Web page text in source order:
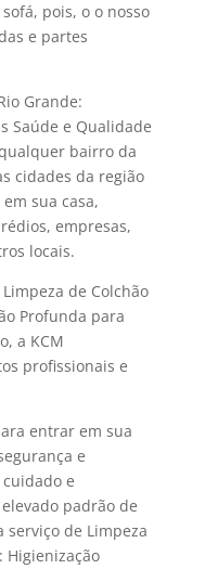
pois, o o nosso
e partes
Grande:
Saúde e Qualidade
bairro da
cidades da região
sua casa,
empresas,
locais.
de Colchão
Profunda para
a KCM
profissionais e
entrar em sua
e
e
padrão de
de Limpeza
Higienização